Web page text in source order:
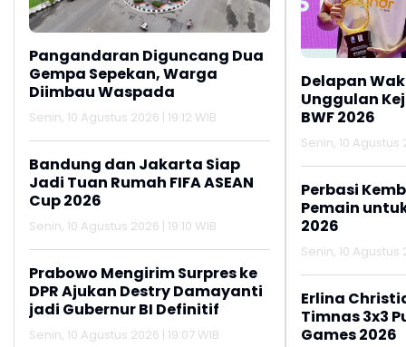
Pangandaran Diguncang Dua
Gempa Sepekan, Warga
Diimbau Waspada
Senin, 10 Agustus 2026 | 19:12 WIB
Bandung dan Jakarta Siap
Jadi Tuan Rumah FIFA ASEAN
Cup 2026
Senin, 10 Agustus 2026 | 19:10 WIB
Prabowo Mengirim Surpres ke
DPR Ajukan Destry Damayanti
jadi Gubernur BI Definitif
Senin, 10 Agustus 2026 | 19:07 WIB
Delapan
Unggulan
BWF 2026
Senin, 10 Agustus
Perbasi
Pemain
2026
Senin, 10 Agustus
Erlina
Timnas 3x3
Games 2026